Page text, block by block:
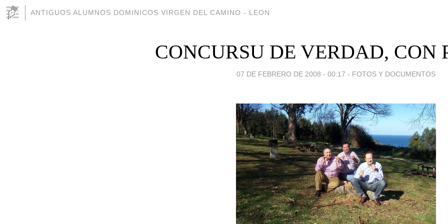
ANTIGUOS ALUMNOS DOMINICOS VIRGEN DEL CAMINO - LEON
CONCURSU DE VERDAD, CON
07 DE FEBRERO DE 2008 - 00:17 - FOTOS Y DOCUMENTOS